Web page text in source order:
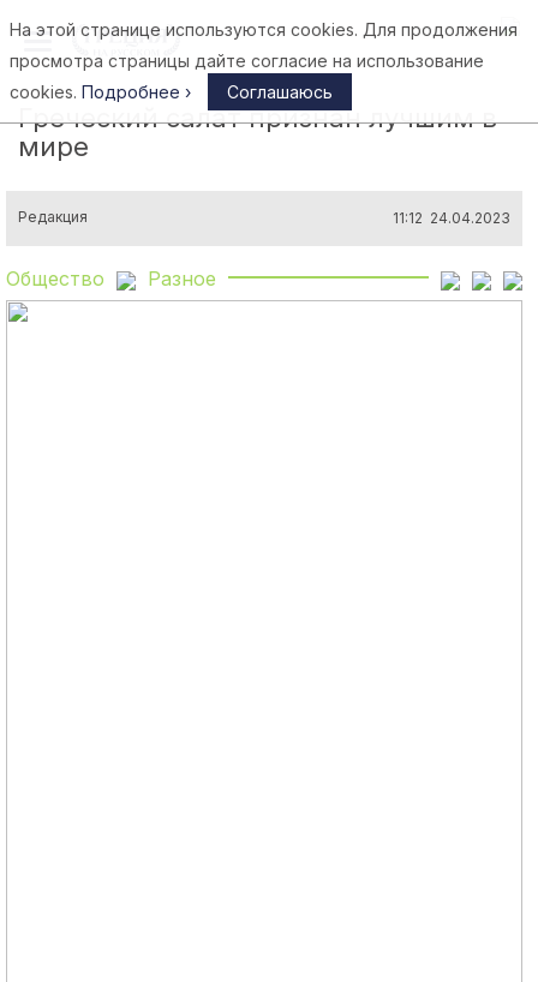
Афины
Греческий салат признан лучшим в
мире
Редакция 11:12 24.04.2023
Общество Разное
На этой странице используются cookies. Для продолжения
просмотра страницы дайте согласие на использование
cookies. Подробнее › Соглашаюсь